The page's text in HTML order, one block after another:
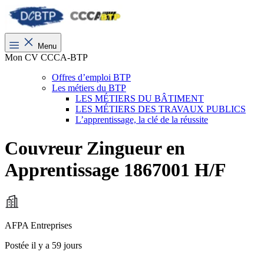
Menu
Mon CV CCCA-BTP
Offres d’emploi BTP
Les métiers du BTP
LES MÉTIERS DU BÂTIMENT
LES MÉTIERS DES TRAVAUX PUBLICS
L’apprentissage, la clé de la réussite
Couvreur Zingueur en
Apprentissage 1867001 H/F
AFPA Entreprises
Postée il y a 59 jours